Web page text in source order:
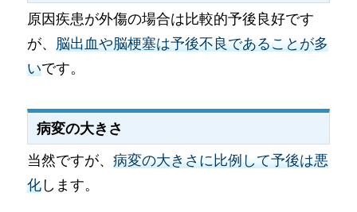
原因疾患が外傷の場合は比較的予後良好です
が、脳出血や脳梗塞は予後不良であることが多
いです。
病変の大きさ
当然ですが、病変の大きさに比例して予後は悪
化 します。